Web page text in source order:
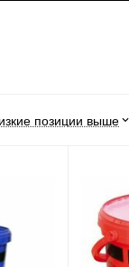
позиции выше